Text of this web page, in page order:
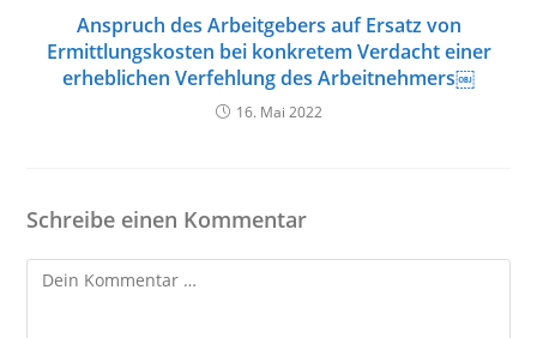
Anspruch des Arbeitgebers auf Ersatz von
Ermittlungskosten bei konkretem Verdacht einer
erheblichen Verfehlung des Arbeitnehmers￼
16. Mai 2022
Schreibe einen Kommentar
Kommentar